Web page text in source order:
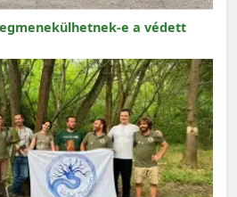
e a védett